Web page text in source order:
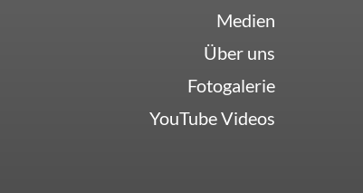
Medien
Über uns
Fotogalerie
YouTube Videos